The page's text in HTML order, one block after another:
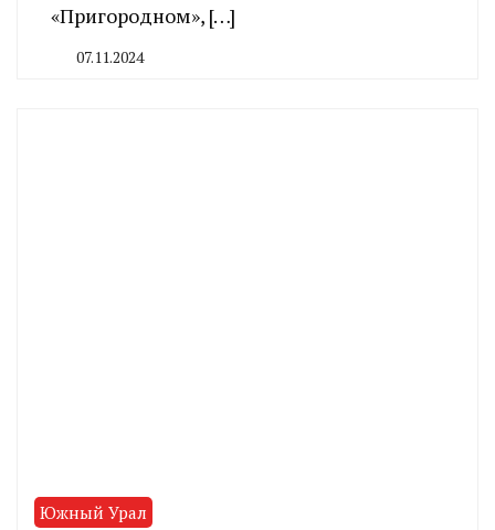
«Пригородном», […]
07.11.2024
Южный Урал